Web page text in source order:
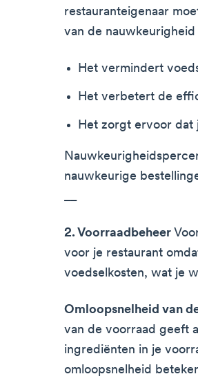
restauranteigenaar
van de
Het vermindert
Het verbetert de
Het zorgt ervoor dat
nauwkeurige
__
2. Voorraadbeheer
voor je restaurant
voedselkosten, wat je
Omloopsnelheid van
van de voorraad geeft
ingrediënten in je
omloopsnelheid